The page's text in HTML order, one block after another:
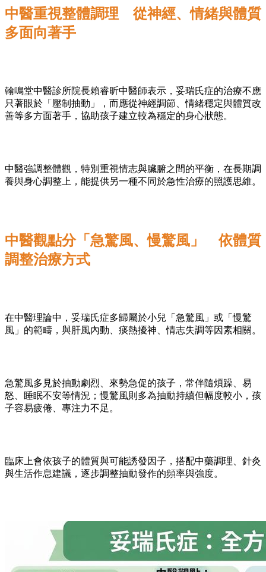
中醫重視整體調理 從神經、情緒與體質
多面向著手
翰鳴堂中醫診所院長賴睿昕中醫師表示，妥瑞氏症的治療不應
只著眼於「壓制抽動」，而應從神經調節、情緒穩定與體質改
善等多方面著手，協助孩子建立較為穩定的身心狀態。
中醫強調整體觀，特別重視情志與臟腑之間的平衡，在長期調
養與身心調整上，能提供另一種不同於急性治療的照護思維。
中醫觀點分「急驚風、慢驚風」 依體質
調整治療方式
在中醫理論中，妥瑞氏症多歸屬於小兒「急驚風」或「慢驚
風」的範疇，與肝風內動、痰熱擾神、情志失調等因素相關。
急驚風多見於抽動劇烈、來勢急促的孩子，常伴隨煩躁、易
怒、睡眠不安等情況；慢驚風則多為抽動持續但幅度較小，孩
子容易疲倦、專注力不足。
臨床上會依孩子的體質與可能誘發因子，搭配中藥調理、針灸
與生活作息建議，逐步調整抽動發作的頻率與強度。